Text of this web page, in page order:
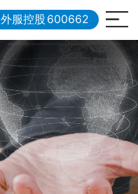
外服控股 600662